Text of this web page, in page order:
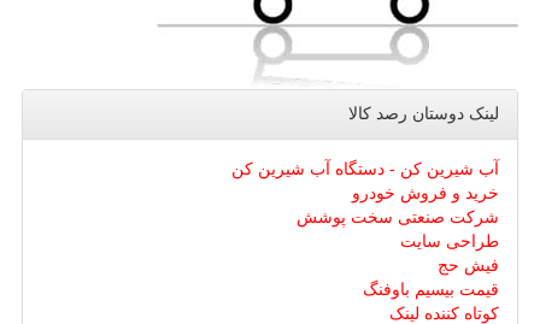
لینک دوستان رصد كالا
آب شیرین کن - دستگاه آب شیرین کن
خرید و فروش خودرو
شرکت صنعتی سخت پوشش
طراحی سایت
فیش حج
قیمت بیسیم باوفنگ
کوتاه کننده لینک